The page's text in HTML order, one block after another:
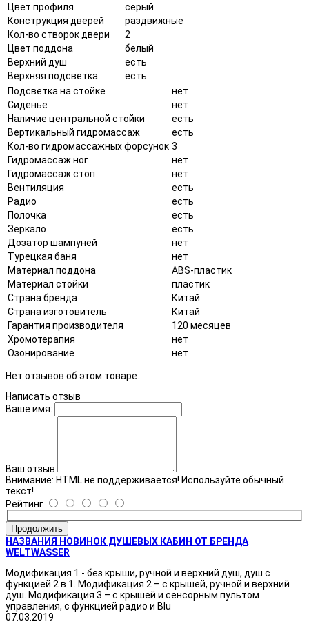
Цвет профиля
серый
Конструкция дверей
раздвижные
Кол-во створок двери
2
Цвет поддона
белый
Верхний душ
есть
Верхняя подсветка
есть
Подсветка на стойке
нет
Сиденье
нет
Наличие центральной стойки
есть
Вертикальный гидромассаж
есть
Кол-во гидромассажных форсунок 3
Гидромассаж ног
нет
Гидромассаж стоп
нет
Вентиляция
есть
Радио
есть
Полочка
есть
Зеркало
есть
Дозатор шампуней
нет
Турецкая баня
нет
Материал поддона
ABS-пластик
Материал стойки
пластик
Страна бренда
Китай
Страна изготовитель
Китай
Гарантия производителя
120 месяцев
Хромотерапия
нет
Озонирование
нет
Нет отзывов об этом товаре.
Написать отзыв
Ваше имя:
Ваш отзыв
Внимание: HTML не поддерживается! Используйте обычный
текст!
Рейтинг
Продолжить
НАЗВАНИЯ НОВИНОК ДУШЕВЫХ КАБИН ОТ БРЕНДА
WELTWASSER
Модификация 1 - без крыши, ручной и верхний душ, душ с
функцией 2 в 1. Модификация 2 – с крышей, ручной и верхний
душ. Модификация 3 – с крышей и сенсорным пультом
управления, с функцией радио и Blu
07.03.2019